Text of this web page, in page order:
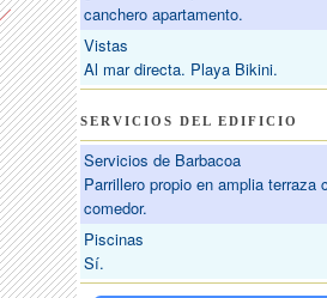
canchero apartamento.
Vistas
Al mar directa. Playa Bikini.
SERVICIOS DEL EDIFICIO
Servicios de Barbacoa
Parrillero propio en amplia terraza
comedor.
Piscinas
Sí.